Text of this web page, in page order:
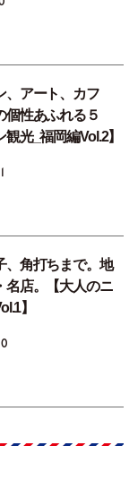
、アート、カフ
性あふれる５
光_福岡編Vol.2】
、角打ちまで。地
名店。【大人のニ
】